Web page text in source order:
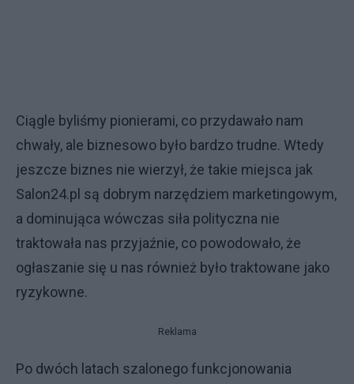
Ciągle byliśmy pionierami, co przydawało nam
chwały, ale biznesowo było bardzo trudne. Wtedy
jeszcze biznes nie wierzył, że takie miejsca jak
Salon24.pl są dobrym narzędziem marketingowym,
a dominująca wówczas siła polityczna nie
traktowała nas przyjaźnie, co powodowało, że
ogłaszanie się u nas również było traktowane jako
ryzykowne.
Reklama
Po dwóch latach szalonego funkcjonowania